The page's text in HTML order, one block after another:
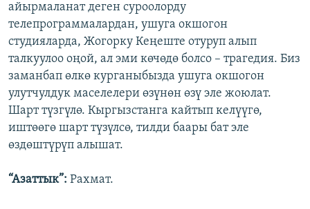
айырмаланат деген суроолорду
телепрограммалардан, ушуга окшогон
студияларда, Жогорку Кеңеште отуруп алып
талкуулоо оңой, ал эми көчөдө болсо – трагедия. Биз
заманбап өлкө курганыбызда ушуга окшогон
улутчулдук маселелери өзүнөн өзү эле жоюлат.
Шарт түзгүлө. Кыргызстанга кайтып келүүгө,
иштөөгө шарт түзүлсө, тилди баары бат эле
өздөштүрүп алышат.
“Азаттык”: Рахмат.